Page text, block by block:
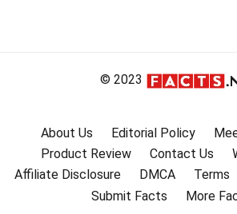
© 2023
About Us Editorial Policy
Product Review
Contact Us
Affiliate Disclosure
DMCA Terms
Submit Facts
More